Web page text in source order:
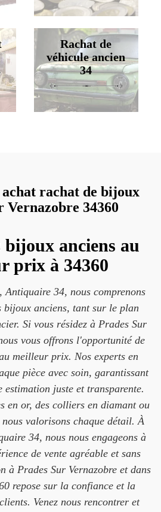
Rachat de
véhicule ancien
34
achat rachat de bijoux
Vernazobre 34360
bijoux anciens au
prix à 34360
34, nous comprenons
bijoux anciens, tant sur le plan
Si vous résidez à Prades Sur
vous offrons l'opportunité de
meilleur prix. Nos experts en
pièce avec soin, garantissant
estimation juste et transparente.
en or, des colliers en diamant ou
valorisons chaque détail. À
34, nous nous engageons à
de vente agréable et sans
à Prades Sur Vernazobre et dans
repose sur la confiance et la
Venez nous rencontrer et